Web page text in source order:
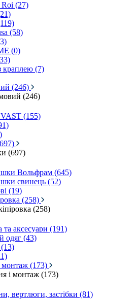
(27)
(58)
(0)
краплею (7)
(246)
(246)
(155)
(697)
Вольфрам (645)
свинець (52)
(19)
(258)
(258)
та аксесуари (191)
одяг (43)
(173)
і монтаж (173)
вертлюги, застібки (81)